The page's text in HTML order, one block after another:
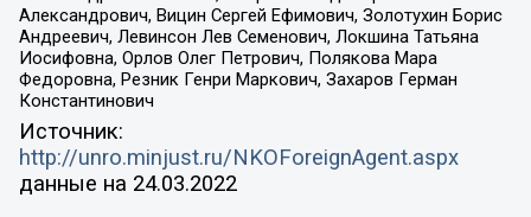
Александрович, Вицин Сергей Ефимович, Золотухин Борис
Андреевич, Левинсон Лев Семенович, Локшина Татьяна
Иосифовна, Орлов Олег Петрович, Полякова Мара
Федоровна, Резник Генри Маркович, Захаров Герман
Константинович
Источник:
http://unro.minjust.ru/NKOForeignAgent.aspx
данные на 24.03.2022